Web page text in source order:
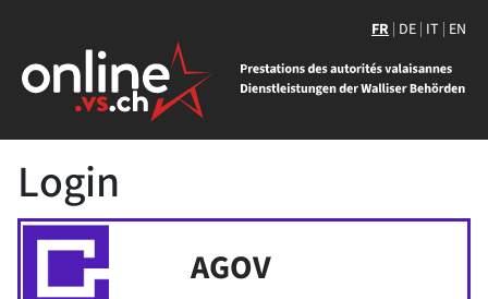
FR DE IT EN
Login
AGOV